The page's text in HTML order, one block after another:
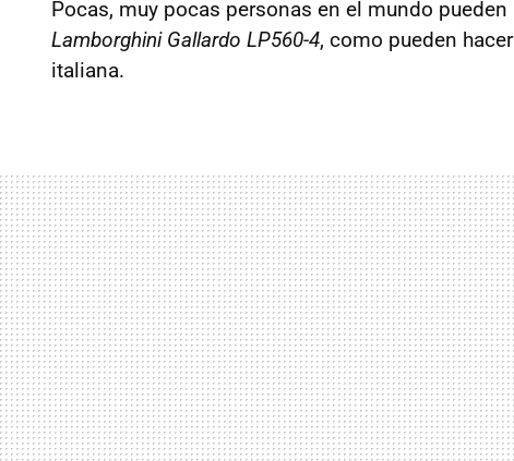
Pocas, muy pocas personas en el mundo
Lamborghini Gallardo LP560-4, como pueden
italiana.